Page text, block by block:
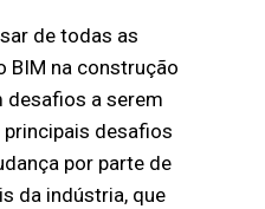
de todas as
BIM na construção
desafios a serem
desafios
por parte de
da indústria, que